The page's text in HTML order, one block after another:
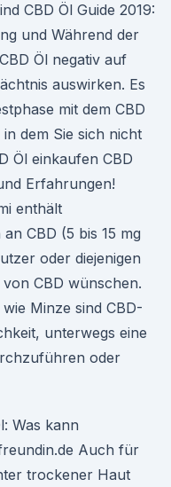
CBD Öl Guide 2019:
und Während der
Öl negativ auf
auswirken. Es
mit dem CBD
dem Sie sich nicht
Öl einkaufen CBD
Erfahrungen!
enthält
CBD (5 bis 15 mg
oder diejenigen
CBD wünschen.
Minze sind CBD-
unterwegs eine
oder
Was kann
Auch für
trockener Haut